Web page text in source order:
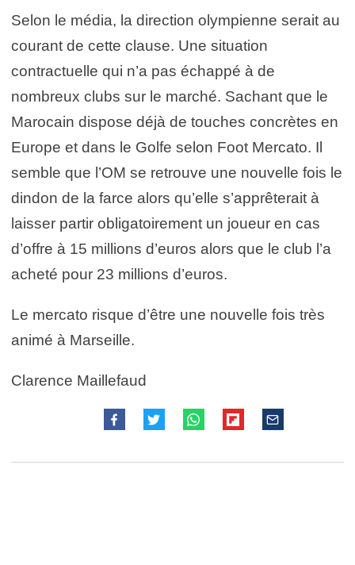
Selon le média, la direction olympienne serait au
courant de cette clause. Une situation
contractuelle qui n’a pas échappé à de
nombreux clubs sur le marché. Sachant que le
Marocain dispose déjà de touches concrètes en
Europe et dans le Golfe selon Foot Mercato. Il
semble que l’OM se retrouve une nouvelle fois le
dindon de la farce alors qu’elle s’apprêterait à
laisser partir obligatoirement un joueur en cas
d’offre à 15 millions d’euros alors que le club l’a
acheté pour 23 millions d’euros.
Le mercato risque d’être une nouvelle fois très
animé à Marseille.
Clarence Maillefaud